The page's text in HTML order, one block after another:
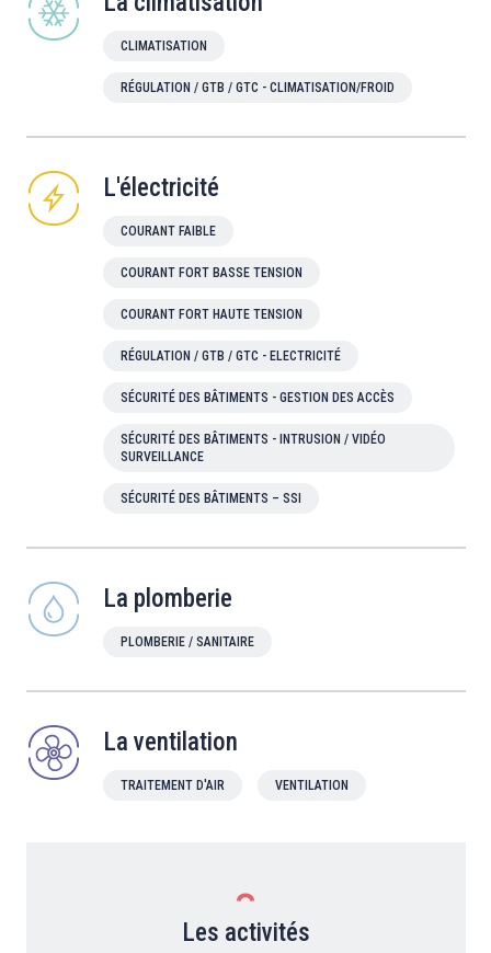
CLIMATISATION
RÉGULATION / GTB / GTC - CLIMATISATION/FROID
L'électricité
COURANT FAIBLE
COURANT FORT BASSE TENSION
COURANT FORT HAUTE TENSION
RÉGULATION / GTB / GTC - ELECTRICITÉ
SÉCURITÉ DES BÂTIMENTS - GESTION DES ACCÈS
SÉCURITÉ DES BÂTIMENTS - INTRUSION / VIDÉO
SURVEILLANCE
SÉCURITÉ DES BÂTIMENTS – SSI
La plomberie
PLOMBERIE / SANITAIRE
La ventilation
TRAITEMENT D'AIR VENTILATION
Les activités